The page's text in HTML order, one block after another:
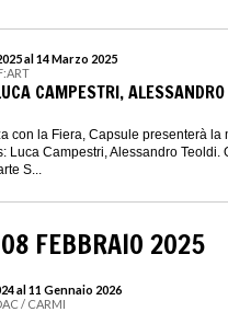
al 14 Marzo 2025
CAMPESTRI, ALESSANDRO
con la Fiera, Capsule presenterà la
Luca Campestri, Alessandro Teoldi.
S...
FEBBRAIO 2025
al 11 Gennaio 2026
/ CARMI